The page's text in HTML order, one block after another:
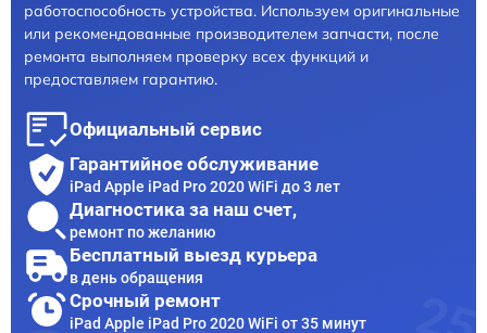
работоспособность устройства. Используем оригинальные
или рекомендованные производителем запчасти, после
ремонта выполняем проверку всех функций и
предоставляем гарантию.
Официальный сервис
Гарантийное обслуживание
iPad Apple iPad Pro 2020 WiFi до 3 лет
Диагностика за наш счет,
ремонт по желанию
Бесплатный выезд курьера
в день обращения
Срочный ремонт
iPad Apple iPad Pro 2020 WiFi от 35 минут